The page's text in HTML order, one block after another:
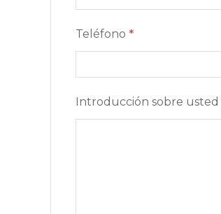
Teléfono *
Introducción sobre usted